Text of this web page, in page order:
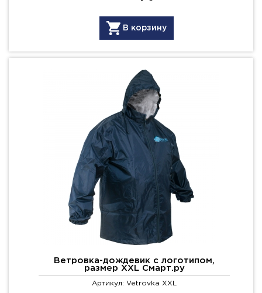
В корзину
Ветровка-дождевик с логотипом,
размер XXL Смарт.ру
Артикул: Vetrovka XXL